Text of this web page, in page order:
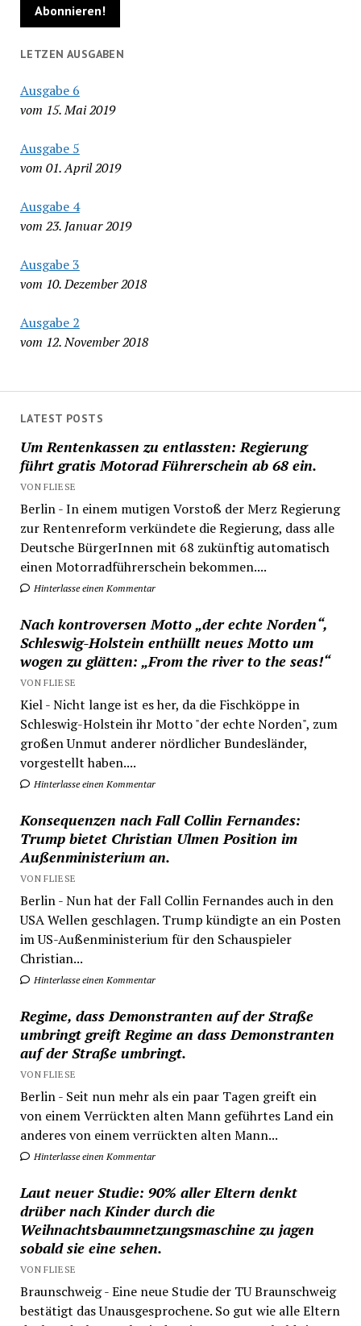
LETZEN AUSGABEN
Ausgabe 6
vom 15. Mai 2019
Ausgabe 5
vom 01. April 2019
Ausgabe 4
vom 23. Januar 2019
Ausgabe 3
vom 10. Dezember 2018
Ausgabe 2
vom 12. November 2018
LATEST POSTS
Um Rentenkassen zu entlassten: Regierung
führt gratis Motorad Führerschein ab 68 ein.
VON FLIESE
Berlin - In einem mutigen Vorstoß der Merz Regierung
zur Rentenreform verkündete die Regierung, dass alle
Deutsche BürgerInnen mit 68 zukünftig automatisch
einen Motorradführerschein bekommen....
Hinterlasse einen Kommentar
Nach kontroversen Motto „der echte Norden“,
Schleswig-Holstein enthüllt neues Motto um
wogen zu glätten: „From the river to the seas!“
VON FLIESE
Kiel - Nicht lange ist es her, da die Fischköppe in
Schleswig-Holstein ihr Motto "der echte Norden", zum
großen Unmut anderer nördlicher Bundesländer,
vorgestellt haben....
Hinterlasse einen Kommentar
Konsequenzen nach Fall Collin Fernandes:
Trump bietet Christian Ulmen Position im
Außenministerium an.
VON FLIESE
Berlin - Nun hat der Fall Collin Fernandes auch in den
USA Wellen geschlagen. Trump kündigte an ein Posten
im US-Außenministerium für den Schauspieler
Christian...
Hinterlasse einen Kommentar
Regime, dass Demonstranten auf der Straße
umbringt greift Regime an dass Demonstranten
auf der Straße umbringt.
VON FLIESE
Berlin - Seit nun mehr als ein paar Tagen greift ein
von einem Verrückten alten Mann geführtes Land ein
anderes von einem verrückten alten Mann...
Hinterlasse einen Kommentar
Laut neuer Studie: 90% aller Eltern denkt
drüber nach Kinder durch die
Weihnachtsbaumnetzungsmaschine zu jagen
sobald sie eine sehen.
VON FLIESE
Braunschweig - Eine neue Studie der TU Braunschweig
bestätigt das Unausgesprochene. So gut wie alle Eltern